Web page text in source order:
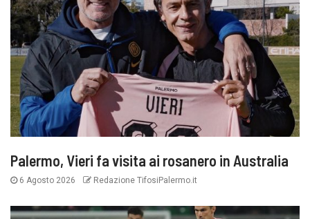
Palermo, Vieri fa visita ai rosanero in Australia
6 Agosto 2026 Redazione TifosiPalermo.it